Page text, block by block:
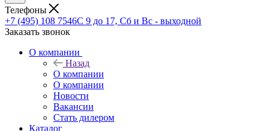
Телефоны
+7 (495) 108 7546С 9 до 17, Сб и Вс - выходной
Заказать звонок
О компании
Назад
О компании
О компании
Новости
Вакансии
Стать дилером
Каталог